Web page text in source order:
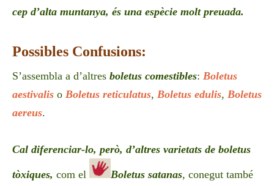
cep d’alta muntanya, és una espècie molt preuada.
Possibles Confusions:
S’assembla a d’altres boletus comestibles: Boletus
aestivalis o Boletus reticulatus, Boletus edulis, Boletus
aereus.
Cal diferenciar-lo, però, d’altres varietats de boletus
tòxiques, com el Boletus satanas, conegut també